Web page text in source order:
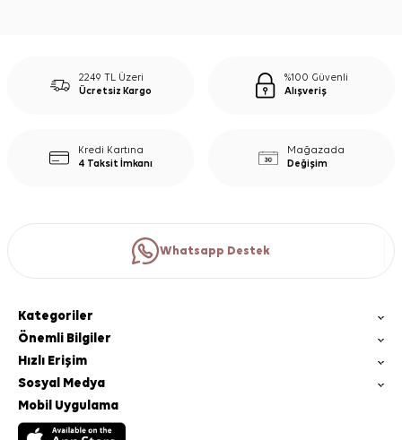
2249 TL Üzeri
Ücretsiz Kargo
%100 Güvenli
Alışveriş
Kredi Kartına
4 Taksit İmkanı
Mağazada
Değişim
Whatsapp Destek
Kategoriler
Önemli Bilgiler
Hızlı Erişim
Sosyal Medya
Mobil Uygulama